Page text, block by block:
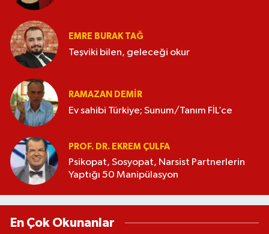
EMRE BURAK TAĞ
Teşviki bilen, geleceği okur
RAMAZAN DEMİR
Ev sahibi Türkiye; Sunum/Tanım FİL’ce
PROF. DR. EKREM ÇULFA
Psikopat, Sosyopat, Narsist Partnerlerin
Yaptığı 50 Manipülasyon
En Çok Okunanlar